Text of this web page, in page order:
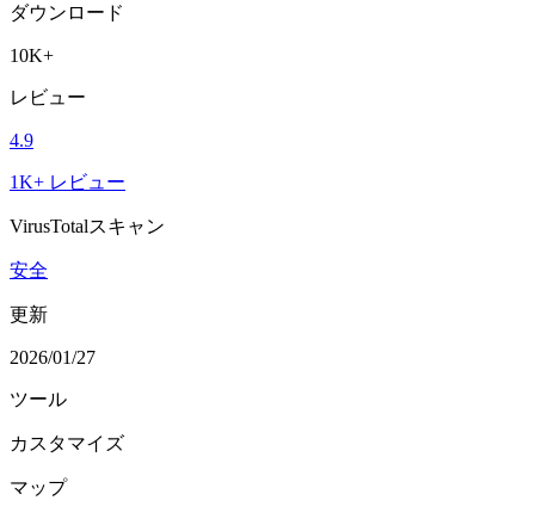
ダウンロード
10K+
レビュー
4.9
1K+ レビュー
VirusTotalスキャン
安全
更新
2026/01/27
ツール
カスタマイズ
マップ